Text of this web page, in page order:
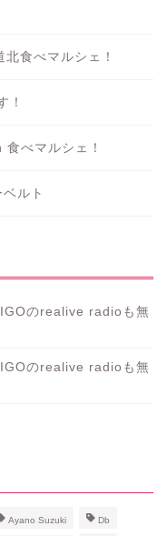
食べマルシェ！
！
べマルシェ！
ルト
のrealive radioも無
のrealive radioも無
Ayano Suzuki Db